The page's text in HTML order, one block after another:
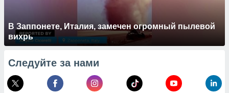
В Заппонете, Италия, замечен огромный пылевой
вихрь
Следуйте за нами